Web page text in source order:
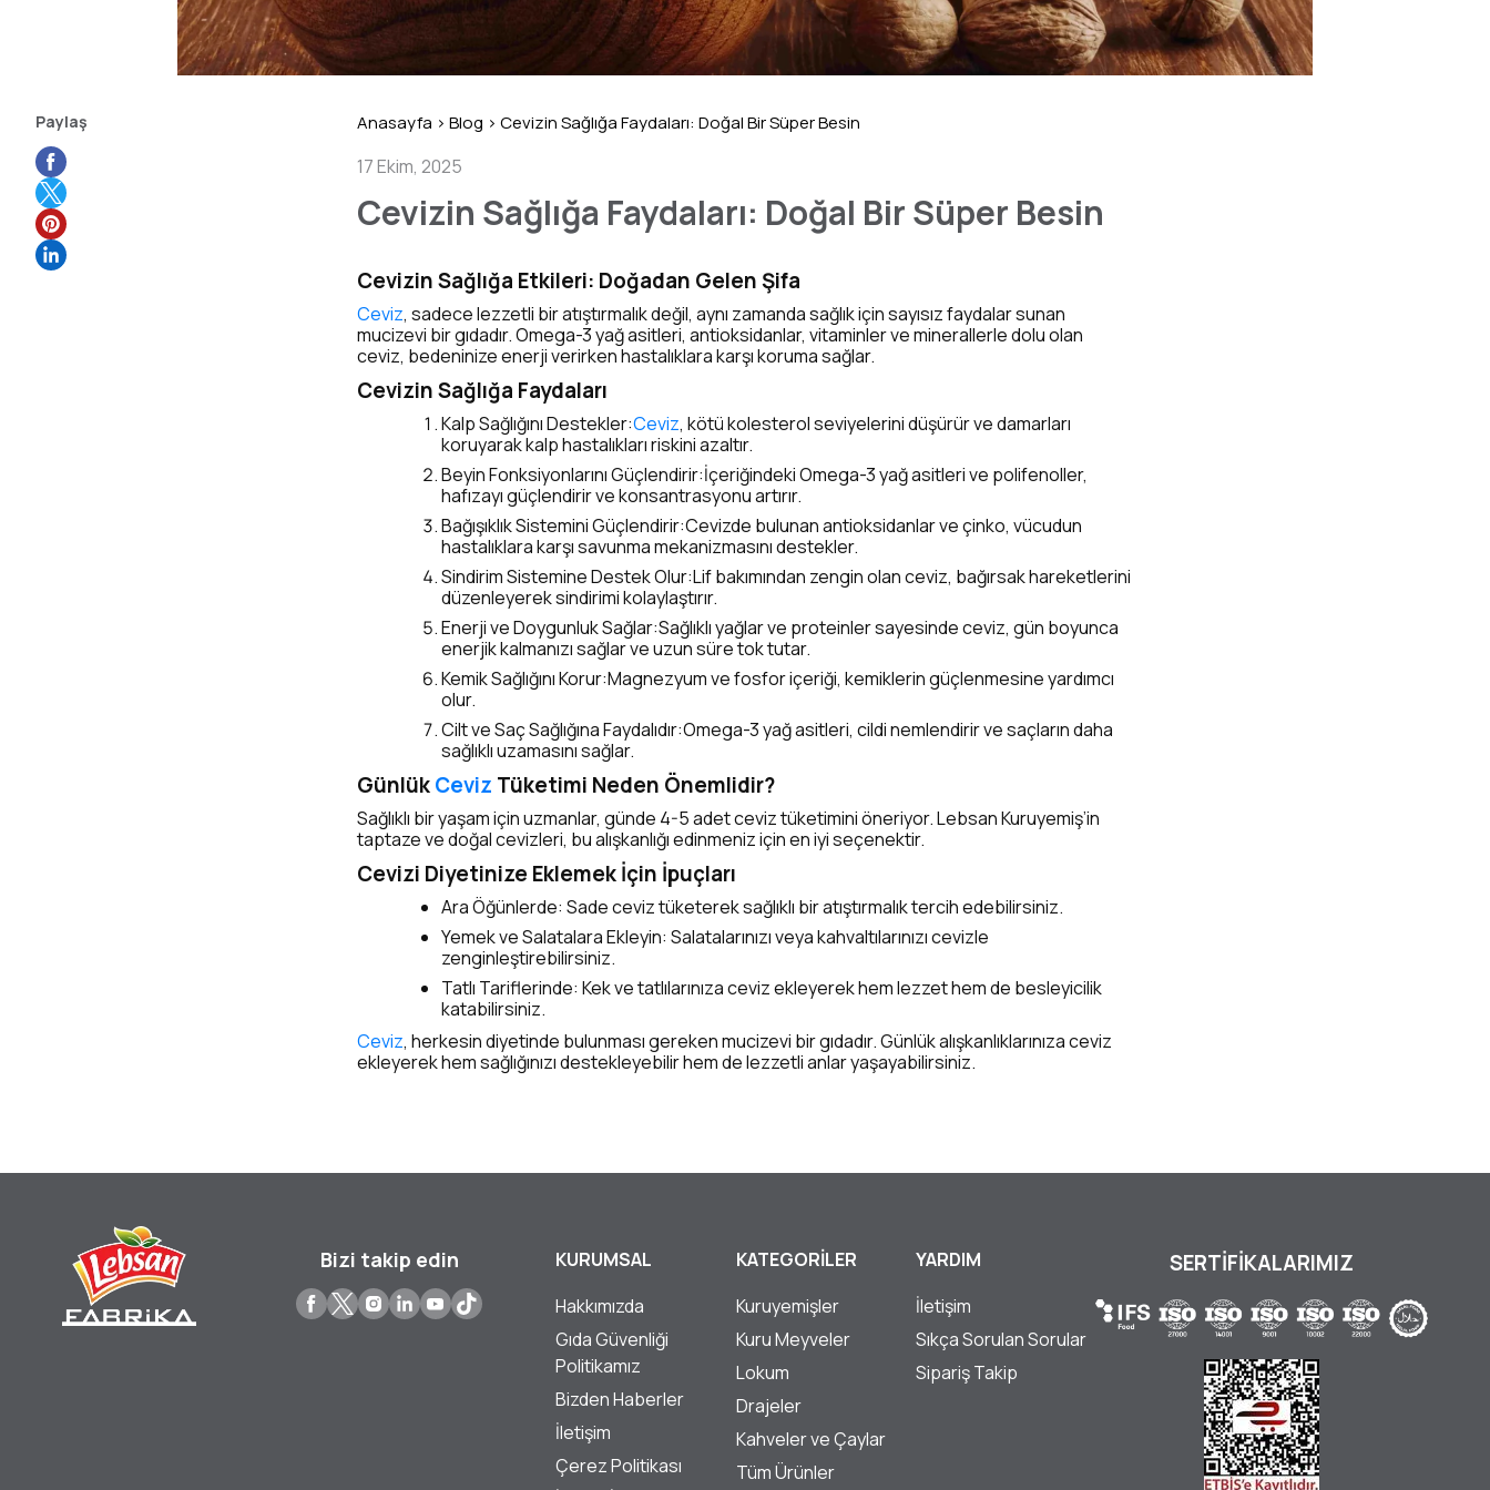
Paylaş Anasayfa > Blog > Cevizin Sağlığa Faydaları: Doğal Bir Süper Besin
17 Ekim, 2025
Cevizin Sağlığa Faydaları: Doğal Bir Süper Besin
Cevizin Sağlığa Etkileri: Doğadan Gelen Şifa
Ceviz, sadece lezzetli bir atıştırmalık değil, aynı zamanda sağlık için sayısız faydalar sunan
mucizevi bir gıdadır. Omega-3 yağ asitleri, antioksidanlar, vitaminler ve minerallerle dolu olan
ceviz, bedeninize enerji verirken hastalıklara karşı koruma sağlar.
Cevizin Sağlığa Faydaları
Kalp Sağlığını Destekler:Ceviz, kötü kolesterol seviyelerini düşürür ve damarları
koruyarak kalp hastalıkları riskini azaltır.
Beyin Fonksiyonlarını Güçlendirir:İçeriğindeki Omega-3 yağ asitleri ve polifenoller,
hafızayı güçlendirir ve konsantrasyonu artırır.
Bağışıklık Sistemini Güçlendirir:Cevizde bulunan antioksidanlar ve çinko, vücudun
hastalıklara karşı savunma mekanizmasını destekler.
Sindirim Sistemine Destek Olur:Lif bakımından zengin olan ceviz, bağırsak hareketlerini
düzenleyerek sindirimi kolaylaştırır.
Enerji ve Doygunluk Sağlar:Sağlıklı yağlar ve proteinler sayesinde ceviz, gün boyunca
enerjik kalmanızı sağlar ve uzun süre tok tutar.
Kemik Sağlığını Korur:Magnezyum ve fosfor içeriği, kemiklerin güçlenmesine yardımcı
olur.
Cilt ve Saç Sağlığına Faydalıdır:Omega-3 yağ asitleri, cildi nemlendirir ve saçların daha
sağlıklı uzamasını sağlar.
GünlükCeviz Tüketimi Neden Önemlidir?
Sağlıklı bir yaşam için uzmanlar, günde 4-5 adet ceviz tüketimini öneriyor. Lebsan Kuruyemiş’in
taptaze ve doğal cevizleri, bu alışkanlığı edinmeniz için en iyi seçenektir.
Cevizi Diyetinize Eklemek İçin İpuçları
Ara Öğünlerde: Sade ceviz tüketerek sağlıklı bir atıştırmalık tercih edebilirsiniz.
Yemek ve Salatalara Ekleyin: Salatalarınızı veya kahvaltılarınızı cevizle
zenginleştirebilirsiniz.
Tatlı Tariflerinde: Kek ve tatlılarınıza ceviz ekleyerek hem lezzet hem de besleyicilik
katabilirsiniz.
Ceviz, herkesin diyetinde bulunması gereken mucizevi bir gıdadır. Günlük alışkanlıklarınıza ceviz
ekleyerek hem sağlığınızı destekleyebilir hem de lezzetli anlar yaşayabilirsiniz.
Bizi takip edin
KURUMSAL
Hakkımızda
Gıda Güvenliği
Politikamız
Bizden Haberler
İletişim
Çerez Politikası
KATEGORİLER
Kuruyemişler
Kuru Meyveler
Lokum
Drajeler
Kahveler ve Çaylar
Tüm Ürünler
YARDIM
İletişim
Sıkça Sorulan Sorular
Sipariş Takip
SERTİFİKALARIMIZ